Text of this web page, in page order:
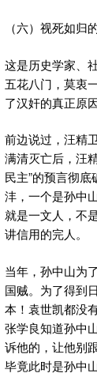
（六）视死如归
这是历史学家、
五花八门，莫衷
了汉奸的真正原因
前边说过，汪精
满清灭亡后，汪
民主”的预言彻
沣，一个是孙中
就是一文人，不
讲信用的完人。
当年，孙中山为
国贼。为了得到
本！袁世凯都没
张学良知道孙中
诉他的，让他别
毕竟此时是孙中